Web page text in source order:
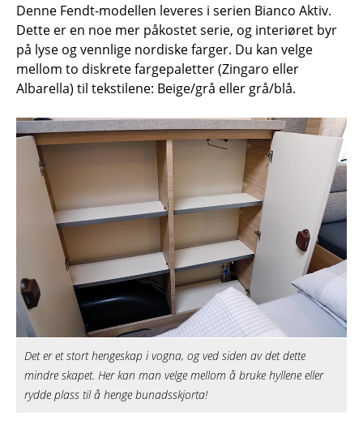
Denne Fendt-modellen leveres i serien Bianco Aktiv.
Dette er en noe mer påkostet serie, og interiøret byr
på lyse og vennlige nordiske farger. Du kan velge
mellom to diskrete fargepaletter (Zingaro eller
Albarella) til tekstilene: Beige/grå eller grå/blå.
Det er et stort hengeskap i vogna, og ved siden av det dette
mindre skapet. Her kan man velge mellom å bruke hyllene eller
rydde plass til å henge bunadsskjorta!